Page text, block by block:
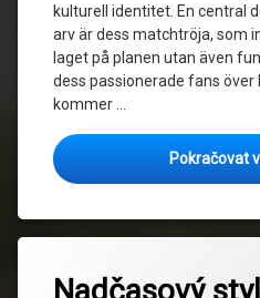
kulturell identitet. En central
arv är dess matchtröja, som
laget på planen utan även
dess passionerade fans över
kommer …
Pokračovat
Nadčasový
komentář